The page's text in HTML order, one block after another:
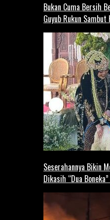
Bukan Cuma Bersih
Guyub Rukun Sambut
Seserahannya Bikin
Dikasih “Dua